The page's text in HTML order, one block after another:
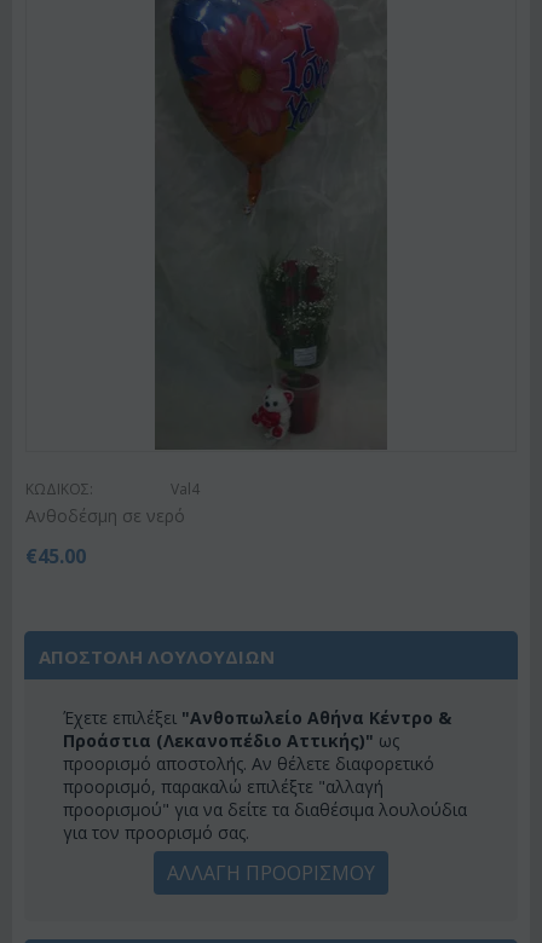
ΚΩΔΙΚΟΣ: Val4
Ανθοδέσμη σε νερό
€45.00
ΑΠΟΣΤΟΛΗ ΛΟΥΛΟΥΔΙΩΝ
Έχετε επιλέξει "Ανθοπωλείο Αθήνα Κέντρο &
Προάστια (Λεκανοπέδιο Αττικής)" ως
προορισμό αποστολής. Αν θέλετε διαφορετικό
προορισμό, παρακαλώ επιλέξτε "αλλαγή
προορισμού" για να δείτε τα διαθέσιμα λουλούδια
για τον προορισμό σας.
ΑΛΛΑΓΗ ΠΡΟΟΡΙΣΜΟΥ